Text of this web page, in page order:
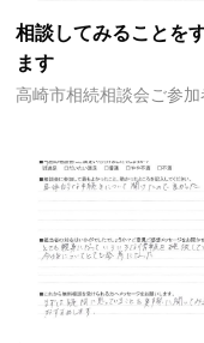
相談してみることを
ます
高崎市相続相談会ご参加